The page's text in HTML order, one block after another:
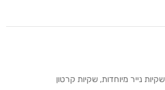
שקיות נייר מיוחדות, שקיות קרטון